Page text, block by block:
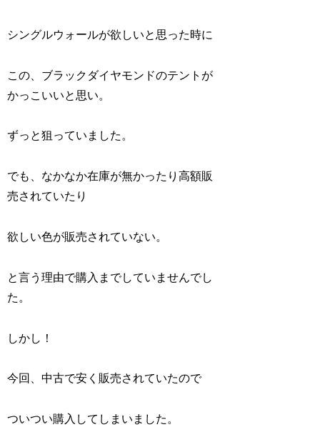
シングルウォールが欲しいと思った時に
この、ブラックダイヤモンドのテントが
かっこいいと思い。
ずっと狙っていました。
でも、なかなか在庫が無かったり高額販
売されていたり
欲しい色が販売されていない。
と言う理由で購入までしていませんでし
た。
しかし！
今回、中古で安く販売されていたので
ついつい購入してしまいました。